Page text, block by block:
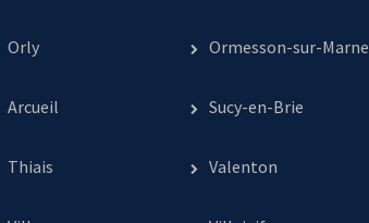
Orly Ormesson-sur-Marne
Arcueil Sucy-en-Brie
Thiais Valenton